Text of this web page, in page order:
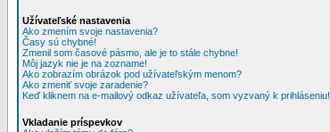
Užívateľské nastavenia
Ako zmením svoje nastavenia?
Časy sú chybné!
Zmenil som časové pásmo, ale je to stále chybne!
Môj jazyk nie je na zozname!
Ako zobrazím obrázok pod užívateľským menom?
Ako zmeniť svoje zaradenie?
Keď kliknem na e-mailový odkaz užívateľa, som vyzvaný k prihláseniu!
Vkladanie príspevkov